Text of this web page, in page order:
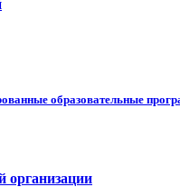
образовательные
организации